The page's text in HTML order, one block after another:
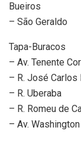
Bueiros
– São Geraldo
Tapa-Buracos
– Av. Tenente
– R. José Carlos
– R. Uberaba
– R. Romeu de
– Av.